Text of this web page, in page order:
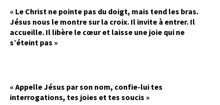
« Le Christ ne pointe pas du doigt, mais tend les bras.
Jésus nous le montre sur la croix. Il invite à entrer. Il
accueille. Il libère le cœur et laisse une joie qui ne
s’éteint pas »
« Appelle Jésus par son nom, confie-lui tes
interrogations, tes joies et tes soucis »